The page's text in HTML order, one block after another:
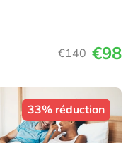
€140 €98
33% réduction